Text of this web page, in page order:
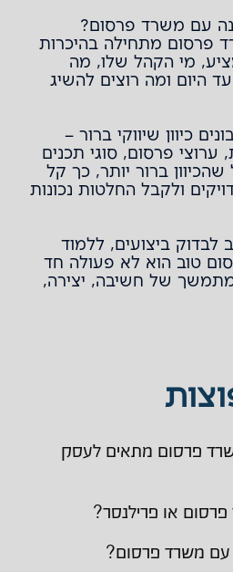
עם משרד פרסום?
פרסום מתחילה בהיכרות
מי הקהל שלו, מה
היום ומה רוצים להשיג
כיוון שיווקי ברור –
ערוצי פרסום, סוגי תכנים
ברור יותר, כך קל
ולקבל החלטות נכונות
ביצועים, ללמוד
טוב הוא לא פעולה חד
של חשיבה, יצירה,
פרסום מתאים לעסק
או פרילנסר?
עם משרד פרסום?